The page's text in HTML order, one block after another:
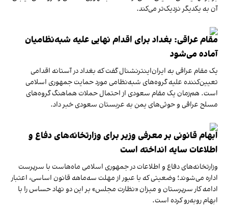
آن به یکدیگر نزدیک‌تر می‌کند.
مقام عراقی: بغداد برای اقدام نهایی علیه شبه‌نظامیان
آماده می‌شود
یک مقام عراقی به ایران‌اینترنشنال گفت که بغداد در آستانه اقدامی
تعیین‌کننده علیه گروه‌های شبه‌نظامی مورد حمایت جمهوری اسلامی
است. هم‌زمان یک مقام سعودی از احتمال حملات هماهنگ گروه‌های
مسلح عراقی و حوثی‌های یمن به عربستان سعودی خبر داد.
ابهام قانونی بر معرفی وزیر برای وزارتخانه‌های دفاع و
اطلاعات سایه انداخته است
وزارتخانه‌های دفاع و اطلاعات در جمهوری اسلامی ماه‌هاست با سرپرست
اداره می‌شوند؛ وضعیتی که با عبور از مهلت سه‌ماهه قانون اساسی، اعتبار
ادامه کار سرپرستان و میزان «نظارت مجلس» بر این دو نهاد حساس را با
ابهام روبه‌رو کرده است.